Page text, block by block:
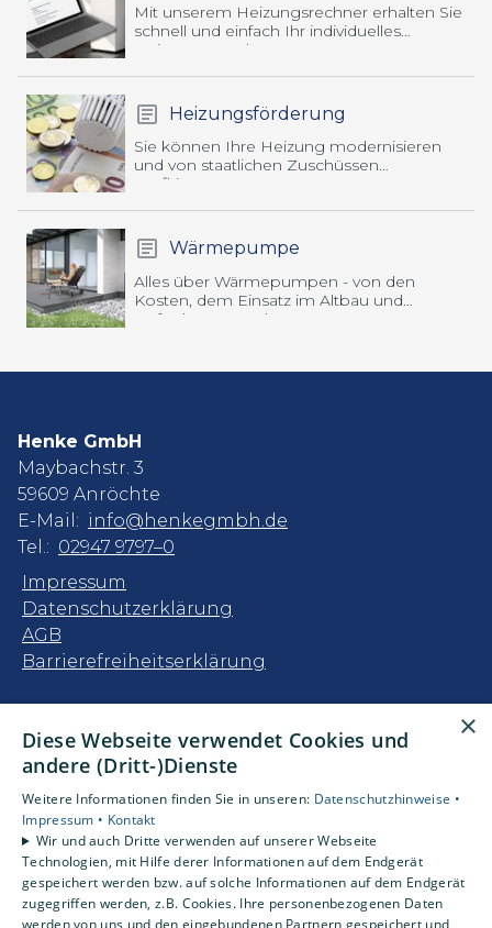
Mit unserem Heizungsrechner erhalten Sie
schnell und einfach Ihr individuelles
Heizungsangebot.
Heizungsförderung
Sie können Ihre Heizung modernisieren
und von staatlichen Zuschüssen
profitieren.
Wärmepumpe
Alles über Wärmepumpen - von den
Kosten, dem Einsatz im Altbau und
verfügbaren Förderungen.
Henke GmbH
Maybachstr. 3
59609 Anröchte
E-Mail: info@henkegmbh.de
Tel.: 02947 9797–0
Impressum
Datenschutzerklärung
AGB
Barrierefreiheitserklärung
Privatkunden
Gewerbekunden
Karriere
Unternehmen
Kontakt
Um externe HTML-Inhalte anzuzeigen,
×
Diese Webseite verwendet Cookies und
andere (Dritt-)Dienste
Weitere Informationen finden Sie in unseren: Datenschutzhinweise •
Impressum • Kontakt
Wir und auch Dritte verwenden auf unserer Webseite
Technologien, mit Hilfe derer Informationen auf dem Endgerät
gespeichert werden bzw. auf solche Informationen auf dem Endgerät
zugegriffen werden, z.B. Cookies. Ihre personenbezogenen Daten
werden von uns und den eingebundenen Partnern gespeichert und